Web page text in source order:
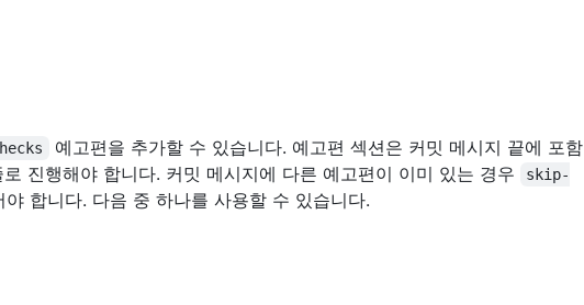
예고편을 추가할 수 있습니다. 예고편 섹션은 커밋 메시지 끝에 포함
진행해야 합니다. 커밋 메시지에 다른 예고편이 이미 있는 경우
skip-
합니다. 다음 중 하나를 사용할 수 있습니다.